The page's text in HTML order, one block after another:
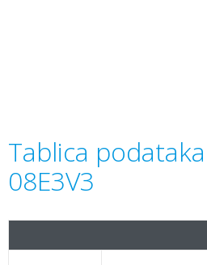
Tablica
08E3V3